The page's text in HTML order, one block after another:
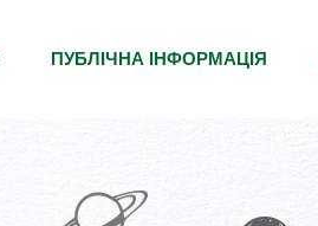
ПУБЛІЧНА ІНФОРМАЦІЯ